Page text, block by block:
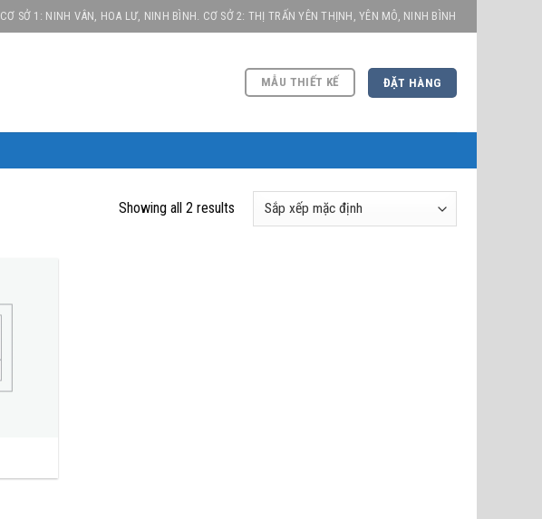
CƠ SỞ 1: NINH VÂN, HOA LƯ, NINH BÌNH. CƠ SỞ 2: THỊ TRẤN YÊN THỊNH, YÊN MÔ, NINH BÌNH
MẪU THIẾT KẾ ĐẶT HÀNG
Showing all 2 results